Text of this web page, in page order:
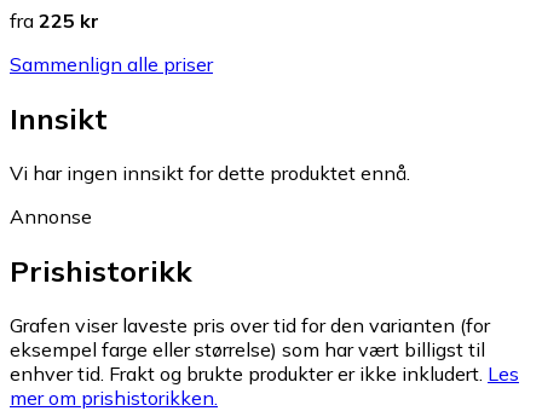
fra 225 kr
Sammenlign alle priser
Innsikt
Vi har ingen innsikt for dette produktet ennå.
Annonse
Prishistorikk
Grafen viser laveste pris over tid for den varianten (for
eksempel farge eller størrelse) som har vært billigst til
enhver tid. Frakt og brukte produkter er ikke inkludert. Les
mer om prishistorikken.